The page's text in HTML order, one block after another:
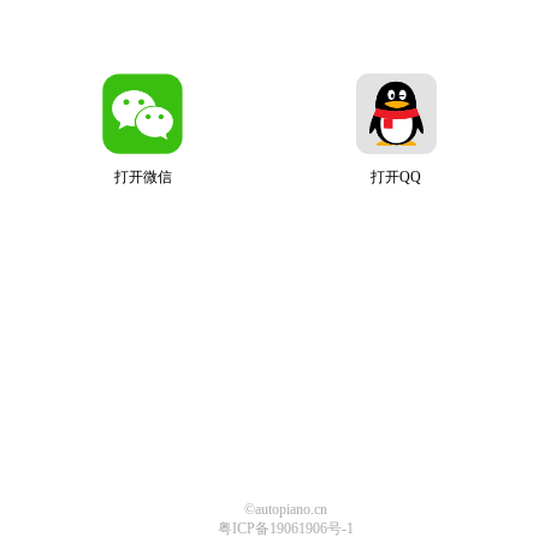
打开微信 打开QQ
©autopiano.cn
粤ICP备19061906号-1